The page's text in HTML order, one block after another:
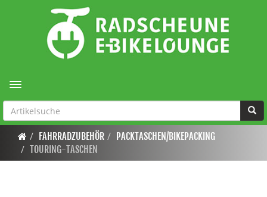
Toggle navigation
FAHRRADZUBEHÖR
PACKTASCHEN/BIKEPACKING
TOURING-TASCHEN